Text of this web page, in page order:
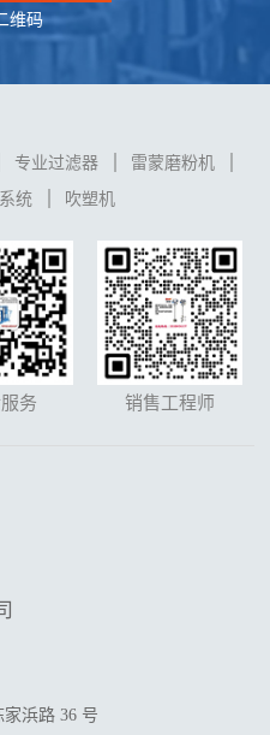
维码
专业过滤器
雷蒙磨粉机
统 吹塑机
务 销售工程师
浜路 36 号